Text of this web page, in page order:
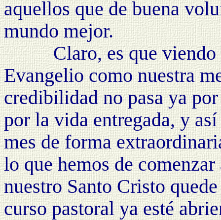
aquellos que de buena
mundo mejor.
Claro, es que viendo
Evangelio como nuestra
credibilidad no pasa ya
por la vida entregada, y
mes de forma
lo que hemos de
nuestro Santo Cristo
curso pastoral ya esté